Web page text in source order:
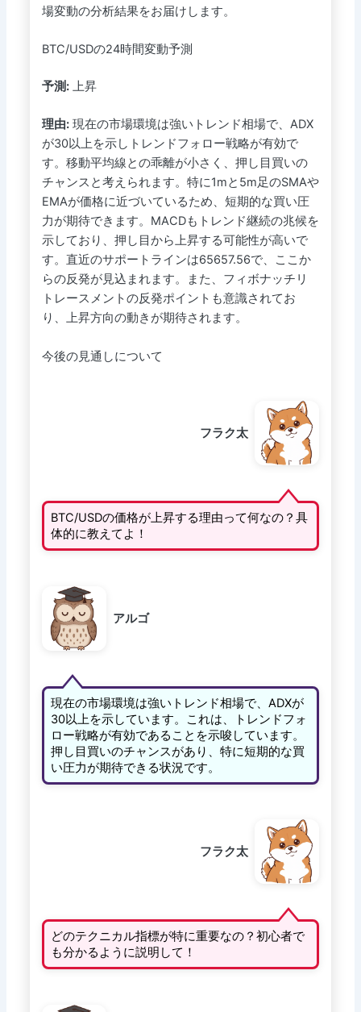
場変動の分析結果をお届けします。
BTC/USDの24時間変動予測
予測:上昇
理由:現在の市場環境は強いトレンド相場で、ADX
が30以上を示しトレンドフォロー戦略が有効で
す。移動平均線との乖離が小さく、押し目買いの
チャンスと考えられます。特に1mと5m足のSMAや
EMAが価格に近づいているため、短期的な買い圧
力が期待できます。MACDもトレンド継続の兆候を
示しており、押し目から上昇する可能性が高いで
す。直近のサポートラインは65657.56で、ここか
らの反発が見込まれます。また、フィボナッチリ
トレースメントの反発ポイントも意識されてお
り、上昇方向の動きが期待されます。
今後の見通しについて
フラク太
BTC/USDの価格が上昇する理由って何なの？具
体的に教えてよ！
アルゴ
現在の市場環境は強いトレンド相場で、ADXが
30以上を示しています。これは、トレンドフォ
ロー戦略が有効であることを示唆しています。
押し目買いのチャンスがあり、特に短期的な買
い圧力が期待できる状況です。
フラク太
どのテクニカル指標が特に重要なの？初心者で
も分かるように説明して！